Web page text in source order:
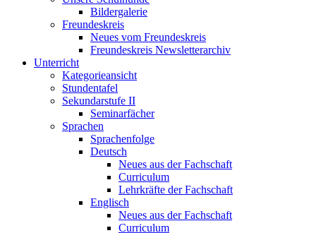
Bildergalerie
Freundeskreis
Neues vom Freundeskreis
Freundeskreis Newsletterarchiv
Unterricht
Kategorieansicht
Stundentafel
Sekundarstufe II
Seminarfächer
Sprachen
Sprachenfolge
Deutsch
Neues aus der Fachschaft
Curriculum
Lehrkräfte der Fachschaft
Englisch
Neues aus der Fachschaft
Curriculum